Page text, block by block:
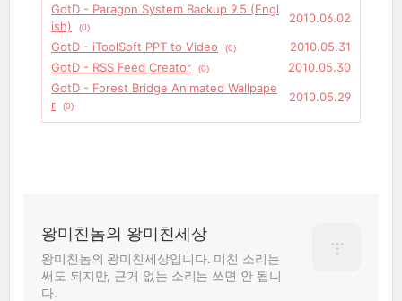
GotD - Paragon System Backup 9.5 (Engl
ish)
(0)
2010.06.02
GotD - iToolSoft PPT to Video
(0)
2010.05.31
GotD - RSS Feed Creator
(0)
2010.05.30
GotD - Forest Bridge Animated Wallpape
r
(0)
2010.05.29
왕미친놈의 왕미친세상
왕미친놈의 왕미친세상입니다. 미친 소리는
써도 되지만, 근거 없는 소리는 쓰면 안 됩니
다.